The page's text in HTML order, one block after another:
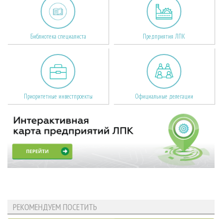
Библиотека специалиста Предприятия ЛПК
Приоритетные инвестпроекты Официальные делегации
РЕКОМЕНДУЕМ ПОСЕТИТЬ